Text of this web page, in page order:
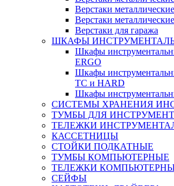
Верстаки
Верстаки
Верстаки для гаража
ШКАФЫ
Шкафы
ERGO
Шкафы
ТС и HARD
Шкафы
СИСТЕМЫ ХРАНЕНИЯ
ТУМБЫ ДЛЯ
ТЕЛЕЖКИ
КАССЕТНИЦЫ
СТОЙКИ ПОДКАТНЫЕ
ТУМБЫ КОМПЬЮТЕРНЫЕ
ТЕЛЕЖКИ
СЕЙФЫ